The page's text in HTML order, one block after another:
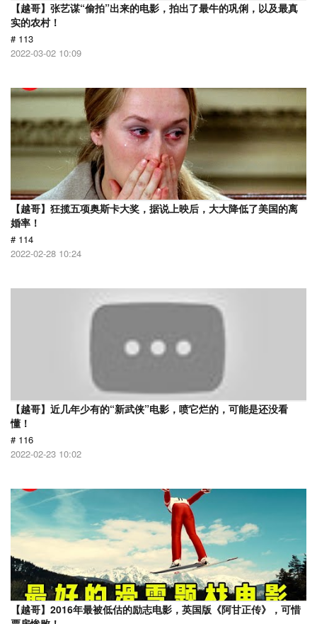
【越哥】张艺谋“偷拍”出来的电影，拍出了最牛的巩俐，以及最真
实的农村！
# 113
2022-03-02 10:09
【越哥】狂揽五项奥斯卡大奖，据说上映后，大大降低了美国的离
婚率！
# 114
2022-02-28 10:24
【越哥】近几年少有的“新武侠”电影，喷它烂的，可能是还没看
懂！
# 116
2022-02-23 10:02
【越哥】2016年最被低估的励志电影，英国版《阿甘正传》，可惜